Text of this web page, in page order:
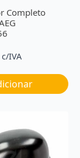
Completo
c/IVA